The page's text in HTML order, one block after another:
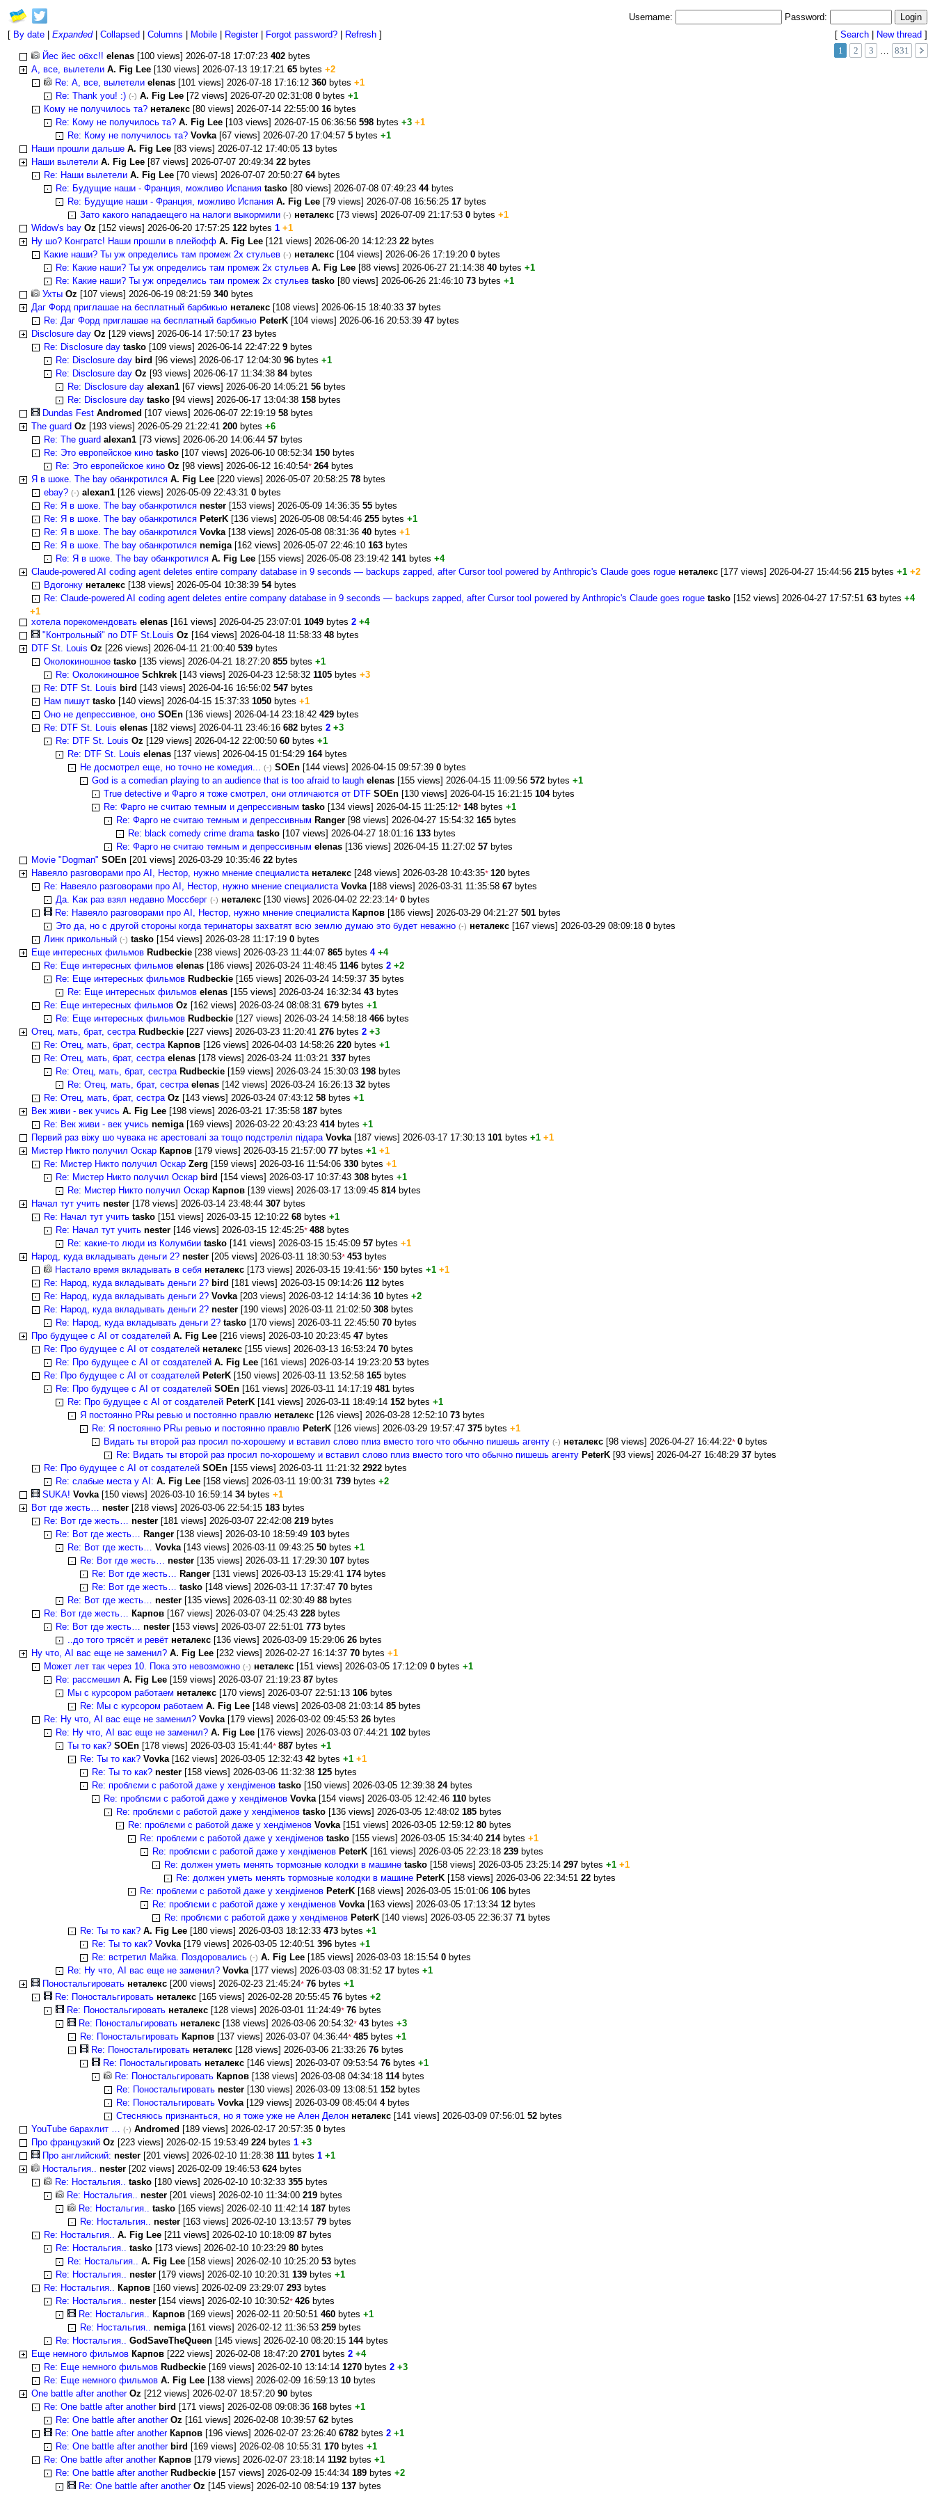
Username:
Password:
[ By date Expanded| Collapsed Columns Mobile Register| Forgot password? Refresh ] [ Search New thread ]
1
2 3 … 831
Йес йес обхс!! elenas [100 views] 2026-07-18 17:07:23402 bytes
А, все, вылетели A. Fig Lee [130 views] 2026-07-13 19:17:2165 bytes+2
Re: А, все, вылетели elenas[101 views] 2026-07-18 17:16:12 360bytes +1
Re: Thank you! :) (-) A. Fig Lee[72 views] 2026-07-20 02:31:08 0bytes +1
Кому не получилось та? неталекс[80 views] 2026-07-14 22:55:00 16bytes
Re: Кому не получилось та? A. Fig Lee[103 views] 2026-07-15 06:36:56 598bytes +3 +1
Re: Кому не получилось та? Vovka[67 views] 2026-07-20 17:04:575 bytes+1
Наши прошли дальше A. Fig Lee [83 views] 2026-07-12 17:40:0513 bytes
Наши вылетели A. Fig Lee [87 views] 2026-07-07 20:49:3422 bytes
Re: Наши вылетели A. Fig Lee[70 views] 2026-07-07 20:50:27 64bytes
Re: Будущие наши - Франция, можливо Испания tasko[80 views] 2026-07-08 07:49:23 44bytes
Re: Будущие наши - Франция, можливо Испания A. Fig Lee [79 views] 2026-07-08 16:56:2517 bytes
Зато какого нападаещего на налоги выкормили (-) неталекс[73 views] 2026-07-09 21:17:53 0bytes +1
Widow's bay Oz [152 views] 2026-06-20 17:57:25122 bytes1 +1
Ну шо? Конгратс! Наши прошли в плейофф A. Fig Lee [121 views] 2026-06-20 14:12:2322 bytes
Какие наши? Ты уж определись там промеж 2х стульев (-) неталекс[104 views] 2026-06-26 17:19:20 0bytes
Re: Какие наши? Ты уж определись там промеж 2х стульев A. Fig Lee[88 views] 2026-06-27 21:14:38 40bytes +1
Re: Какие наши? Ты уж определись там промеж 2х стульев tasko[80 views] 2026-06-26 21:46:10 73bytes +1
Ухты Oz [107 views] 2026-06-19 08:21:59340 bytes
Даг Форд приглашае на бесплатный барбикью неталекс [108 views] 2026-06-15 18:40:3337 bytes
Re: Даг Форд приглашае на бесплатный барбикью PeterK[104 views] 2026-06-16 20:53:39 47bytes
Disclosure day Oz [129 views] 2026-06-14 17:50:1723 bytes
Re: Disclosure day tasko[109 views] 2026-06-14 22:47:22 9bytes
Re: Disclosure day bird [96 views] 2026-06-17 12:04:30 96bytes +1
Re: Disclosure day Oz [93 views] 2026-06-17 11:34:38 84bytes
Re: Disclosure day alexan1 [67 views] 2026-06-20 14:05:2156 bytes
Re: Disclosure day tasko [94 views] 2026-06-17 13:04:38158 bytes
Dundas Fest Andromed [107 views] 2026-06-07 22:19:1958 bytes
The guard Oz [193 views] 2026-05-29 21:22:41200 bytes+6
Re: The guard alexan1[73 views] 2026-06-20 14:06:44 57bytes
Re: Это европейское кино tasko[107 views] 2026-06-10 08:52:34 150bytes
Re: Это европейское кино Oz [98 views] 2026-06-12 16:40:54* 264bytes
Я в шоке. The bay обанкротился A. Fig Lee [220 views] 2026-05-07 20:58:2578 bytes
ebay? (-) alexan1[126 views] 2026-05-09 22:43:31 0bytes
Re: Я в шоке. The bay обанкротился nester[153 views] 2026-05-09 14:36:35 55bytes
Re: Я в шоке. The bay обанкротился PeterK[136 views] 2026-05-08 08:54:46 255bytes +1
Re: Я в шоке. The bay обанкротился Vovka[138 views] 2026-05-08 08:31:36 40bytes +1
Re: Я в шоке. The bay обанкротился nemiga[162 views] 2026-05-07 22:46:10 163bytes
Re: Я в шоке. The bay обанкротился A. Fig Lee[155 views] 2026-05-08 23:19:42 141bytes +4
Claude-powered AI coding agent deletes entire company database in 9 seconds — backups zapped, after Cursor tool powered by Anthropic's Claude goes rogue неталекс [177 views] 2026-04-27 15:44:56215 bytes+1 +2
Вдогонку неталекс[138 views] 2026-05-04 10:38:39 54bytes
Re: Claude-powered AI coding agent deletes entire company database in 9 seconds — backups zapped, after Cursor tool powered by Anthropic's Claude goes rogue tasko[152 views] 2026-04-27 17:57:51 63bytes +4
+1
хотела порекомендовать elenas [161 views] 2026-04-25 23:07:011049 bytes2 +4
"Контрольный" по DTF St.Louis Oz [164 views] 2026-04-18 11:58:3348 bytes
DTF St. Louis Oz [226 views] 2026-04-11 21:00:40539 bytes
Околокиношное tasko[135 views] 2026-04-21 18:27:20 855bytes +1
Re: Околокиношное Schkrek[143 views] 2026-04-23 12:58:32 1105bytes +3
Re: DTF St. Louis bird [143 views] 2026-04-16 16:56:02 547bytes
Нам пишут tasko[140 views] 2026-04-15 15:37:33 1050bytes +1
Оно не депрессивное, оно SOEn[136 views] 2026-04-14 23:18:42 429bytes
Re: DTF St. Louis elenas[182 views] 2026-04-11 23:46:16 682bytes 2 +3
Re: DTF St. Louis Oz [129 views] 2026-04-12 22:00:50 60bytes +1
Re: DTF St. Louis elenas [137 views] 2026-04-15 01:54:29164bytes
Не досмотрел еще, но точно не комедия... (-) SOEn[144 views] 2026-04-15 09:57:39 0bytes
God is a comedian playing to an audience that is too afraid to laugh elenas[155 views] 2026-04-15 11:09:56 572bytes +1
True detective и Фарго я тоже смотрел, они отличаются от DTF SOEn [130 views] 2026-04-15 16:21:15104bytes
Re: Фарго не считаю темным и депрессивным tasko [134 views] 2026-04-15 11:25:12* 148 bytes+1
Re: Фарго не считаю темным и депрессивным Ranger[98 views] 2026-04-27 15:54:32 165bytes
Re: black comedy crime drama tasko[107 views] 2026-04-27 18:01:16 133bytes
Re: Фарго не считаю темным и депрессивным elenas[136 views] 2026-04-15 11:27:02 57bytes
Movie "Dogman" SOEn [201 views] 2026-03-29 10:35:4622 bytes
Навеяло разговорами про AI, Hестор, нужно мнение специалиста неталекс [248 views] 2026-03-28 10:43:35* 120 bytes
Re: Навеяло разговорами про AI, Hестор, нужно мнение специалиста Vovka[188 views] 2026-03-31 11:35:58 67bytes
Да. Kак раз взял недавно Моссберг (-) неталекс[130 views] 2026-04-02 22:23:14* 0bytes
Re: Навеяло разговорами про AI, Hестор, нужно мнение специалиста Карпов[186 views] 2026-03-29 04:21:27 501bytes
Это да, но с другой стороны когда теринаторы захватят всю землю думаю это будет неважно (-) неталекс[167 views] 2026-03-29 08:09:18 0bytes
Линк прикольный (-) tasko[154 views] 2026-03-28 11:17:19 0bytes
Еще интересных фильмов Rudbeckie [238 views] 2026-03-23 11:44:07865 bytes4 +4
Re: Еще интересных фильмов elenas[186 views] 2026-03-24 11:48:45 1146bytes 2 +2
Re: Еще интересных фильмов Rudbeckie[165 views] 2026-03-24 14:59:37 35bytes
Re: Еще интересных фильмов elenas [155 views] 2026-03-24 16:32:3443 bytes
Re: Еще интересных фильмов Oz [162 views] 2026-03-24 08:08:31 679bytes +1
Re: Еще интересных фильмов Rudbeckie[127 views] 2026-03-24 14:58:18 466bytes
Отец, мать, брат, сестра Rudbeckie [227 views] 2026-03-23 11:20:41276 bytes2 +3
Re: Отец, мать, брат, сестра Карпов[126 views] 2026-04-03 14:58:26 220bytes +1
Re: Отец, мать, брат, сестра elenas[178 views] 2026-03-24 11:03:21 337bytes
Re: Отец, мать, брат, сестра Rudbeckie[159 views] 2026-03-24 15:30:03 198bytes
Re: Отец, мать, брат, сестра elenas [142 views] 2026-03-24 16:26:1332 bytes
Re: Отец, мать, брат, сестра Oz [143 views] 2026-03-24 07:43:12 58bytes +1
Век живи - век учись A. Fig Lee [198 views] 2026-03-21 17:35:58187 bytes
Re: Век живи - век учись nemiga[169 views] 2026-03-22 20:43:23 414bytes +1
Первий раз віжу шо чувака нє арестовалі за тощо подстреліл підара Vovka[187 views] 2026-03-17 17:30:13101 bytes+1 +1
Мистер Никто получил Оскар Карпов [179 views] 2026-03-15 21:57:0077 bytes+1 +1
Re: Мистер Никто получил Оскар Zerg [159 views] 2026-03-16 11:54:06 330bytes +1
Re: Мистер Никто получил Оскар bird [154 views] 2026-03-17 10:37:43 308bytes +1
Re: Мистер Никто получил Оскар Карпов [139 views] 2026-03-17 13:09:45814bytes
Начал тут учить nester [178 views] 2026-03-14 23:48:44307 bytes
Re: Начал тут учить tasko[151 views] 2026-03-15 12:10:22 68bytes +1
Re: Начал тут учить nester[146 views] 2026-03-15 12:45:25* 488bytes
Re: какие-то люди из Колумбии tasko [141 views] 2026-03-15 15:45:0957 bytes+1
Народ, куда вкладывать деньги 2? nester [205 views] 2026-03-11 18:30:53* 453 bytes
Настало время вкладывать в себя неталекс[173 views] 2026-03-15 19:41:56* 150bytes +1 +1
Re: Народ, куда вкладывать деньги 2? bird [181 views] 2026-03-15 09:14:26 112bytes
Re: Народ, куда вкладывать деньги 2? Vovka[203 views] 2026-03-12 14:14:36 10bytes +2
Re: Народ, куда вкладывать деньги 2? nester[190 views] 2026-03-11 21:02:50 308bytes
Re: Народ, куда вкладывать деньги 2? tasko[170 views] 2026-03-11 22:45:50 70bytes
Про будущее с AI от создателей A. Fig Lee [216 views] 2026-03-10 20:23:4547 bytes
Re: Про будущее с AI от создателей неталекс[155 views] 2026-03-13 16:53:24 70bytes
Re: Про будущее с AI от создателей A. Fig Lee[161 views] 2026-03-14 19:23:20 53bytes
Re: Про будущее с AI от создателей PeterK[150 views] 2026-03-11 13:52:58 165bytes
Re: Про будущее с AI от создателей SOEn[161 views] 2026-03-11 14:17:19 481bytes
Re: Про будущее с AI от создателей PeterK [141 views] 2026-03-11 18:49:14152 bytes+1
Я постоянно PRы ревью и постоянно правлю неталекс[126 views] 2026-03-28 12:52:10 73bytes
Re: Я постоянно PRы ревью и постоянно правлю PeterK[126 views] 2026-03-29 19:57:47 375bytes +1
Видать ты второй раз просил по-хорошeму и вставил слово плиз вместо того что обычно пишешь агенту (-) неталекс [98 views] 2026-04-27 16:44:22* 0 bytes
Re: Видать ты второй раз просил по-хорошeму и вставил слово плиз вместо того что обычно пишешь агенту PeterK[93 views] 2026-04-27 16:48:29 37bytes
Re: Про будущее с AI от создателей SOEn[155 views] 2026-03-11 11:21:32 2922bytes
Re: слабые места у AI: A. Fig Lee[158 views] 2026-03-11 19:00:31 739bytes +2
SUKA! Vovka[150 views] 2026-03-10 16:59:1434bytes+1
Вот где жесть… nester [218 views] 2026-03-06 22:54:15183 bytes
Re: Вот где жесть… nester[181 views] 2026-03-07 22:42:08 219bytes
Re: Вот где жесть… Ranger[138 views] 2026-03-10 18:59:49 103bytes
Re: Вот где жесть… Vovka[143 views] 2026-03-11 09:43:2550 bytes+1
Re: Вот где жесть… nester[135 views] 2026-03-11 17:29:30 107bytes
Re: Вот где жесть… Ranger[131 views] 2026-03-13 15:29:41 174bytes
Re: Вот где жесть… tasko[148 views] 2026-03-11 17:37:47 70bytes
Re: Вот где жесть… nester [135 views] 2026-03-11 02:30:4988 bytes
Re: Вот где жесть… Карпов[167 views] 2026-03-07 04:25:43 228bytes
Re: Вот где жесть… nester[153 views] 2026-03-07 22:51:01 773bytes
..до того трясёт и ревёт неталекс [136 views] 2026-03-09 15:29:0626 bytes
Ну что, AI вас еще не заменил? A. Fig Lee [232 views] 2026-02-27 16:14:3770 bytes+1
Может лет так через 10. Пока это невозможно (-) неталекс[151 views] 2026-03-05 17:12:09 0bytes +1
Re: рассмешил A. Fig Lee[159 views] 2026-03-07 21:19:23 87bytes
Мы с курсором работаем неталекс [170 views] 2026-03-07 22:51:13106 bytes
Re: Мы с курсором работаем A. Fig Lee[148 views] 2026-03-08 21:03:14 85bytes
Re: Ну что, AI вас еще не заменил? Vovka[179 views] 2026-03-02 09:45:53 26bytes
Re: Ну что, AI вас еще не заменил? A. Fig Lee[176 views] 2026-03-03 07:44:21 102bytes
Ты то как? SOEn [178 views] 2026-03-03 15:41:44* 887 bytes+1
Re: Ты то как? Vovka[162 views] 2026-03-05 12:32:43 42bytes +1 +1
Re: Ты то как? nester[158 views] 2026-03-06 11:32:38 125bytes
Re: проблєми с работой даже у хендіменов tasko[150 views] 2026-03-05 12:39:38 24bytes
Re: проблєми с работой даже у хендіменов Vovka[154 views] 2026-03-05 12:42:46110 bytes
Re: проблєми с работой даже у хендіменов tasko[136 views] 2026-03-05 12:48:02 185bytes
Re: проблєми с работой даже у хендіменов Vovka[151 views] 2026-03-05 12:59:12 80bytes
Re: проблєми с работой даже у хендіменов tasko [155 views] 2026-03-05 15:34:40214bytes+1
Re: проблєми с работой даже у хендіменов PeterK[161 views] 2026-03-05 22:23:18 239bytes
Re: должен уметь менять тормозные колодки в машине tasko[158 views] 2026-03-05 23:25:14 297bytes +1 +1
Re: должен уметь менять тормозные колодки в машине PeterK [158 views] 2026-03-06 22:34:5122 bytes
Re: проблєми с работой даже у хендіменов PeterK [168 views] 2026-03-05 15:01:06106 bytes
Re: проблєми с работой даже у хендіменов Vovka[163 views] 2026-03-05 17:13:34 12bytes
Re: проблєми с работой даже у хендіменов PeterK[140 views] 2026-03-05 22:36:37 71bytes
Re: Ты то как? A. Fig Lee[180 views] 2026-03-03 18:12:33 473bytes +1
Re: Ты то как? Vovka[179 views] 2026-03-05 12:40:51 396bytes +1
Re: встретил Майка. Поздоровались (-) A. Fig Lee[185 views] 2026-03-03 18:15:54 0bytes
Re: Ну что, AI вас еще не заменил? Vovka[177 views] 2026-03-03 08:31:5217 bytes+1
Понoстальгировать неталекс [200 views] 2026-02-23 21:45:24* 76 bytes+1
Re: Понoстальгировать неталекс[165 views] 2026-02-28 20:55:45 76bytes +2
Re: Понoстальгировать неталекс[128 views] 2026-03-01 11:24:49* 76bytes
Re: Понoстальгировать неталекс [138 views] 2026-03-06 20:54:32* 43 bytes+3
Re: Понoстальгировать Карпов[137 views] 2026-03-07 04:36:44* 485bytes +1
Re: Понoстальгировать неталекс[128 views] 2026-03-06 21:33:26 76bytes
Re: Понoстальгировать неталекс[146 views] 2026-03-07 09:53:54 76bytes +1
Re: Понoстальгировать Карпов [138 views] 2026-03-08 04:34:18114bytes
Re: Понoстальгировать nester[130 views] 2026-03-09 13:08:51 152bytes
Re: Понoстальгировать Vovka[129 views] 2026-03-09 08:45:04 4bytes
Стесняюсь признанться, но я тоже уже не Ален Делон неталекс[141 views] 2026-03-09 07:56:01 52bytes
YouTube барахлит … (-) Andromed [189 views] 2026-02-17 20:57:350 bytes
Про французкий Oz [223 views] 2026-02-15 19:53:49224bytes1 +3
Про английский: nester [201 views] 2026-02-10 11:28:38111 bytes1 +1
Ностальгия.. nester [202 views] 2026-02-09 19:46:53624bytes
Re: Ностальгия.. tasko[180 views] 2026-02-10 10:32:33 355bytes
Re: Ностальгия.. nester[201 views] 2026-02-10 11:34:00 219bytes
Re: Ностальгия.. tasko [165 views] 2026-02-10 11:42:14187 bytes
Re: Ностальгия.. nester[163 views] 2026-02-10 13:13:57 79bytes
Re: Ностальгия.. A. Fig Lee[211 views] 2026-02-10 10:18:09 87bytes
Re: Ностальгия.. tasko[173 views] 2026-02-10 10:23:29 80bytes
Re: Ностальгия.. A. Fig Lee [158 views] 2026-02-10 10:25:2053 bytes
Re: Ностальгия.. nester[179 views] 2026-02-10 10:20:31 139bytes +1
Re: Ностальгия.. Карпов[160 views] 2026-02-09 23:29:07 293bytes
Re: Ностальгия.. nester[154 views] 2026-02-10 10:30:52* 426bytes
Re: Ностальгия.. Карпов [169 views] 2026-02-11 20:50:51460 bytes+1
Re: Ностальгия.. nemiga[161 views] 2026-02-12 11:36:53 259bytes
Re: Ностальгия.. GodSaveTheQueen[145 views] 2026-02-10 08:20:15 144bytes
Еще немного фильмов Карпов [222 views] 2026-02-08 18:47:202701 bytes2 +4
Re: Еще немного фильмов Rudbeckie[169 views] 2026-02-10 13:14:14 1270bytes 2 +3
Re: Еще немного фильмов A. Fig Lee[138 views] 2026-02-09 16:59:13 10bytes
One battle after another Oz [212 views] 2026-02-07 18:57:2090 bytes
Re: One battle after another bird [171 views] 2026-02-08 09:08:36 168bytes +1
Re: One battle after another Oz [161 views] 2026-02-08 10:39:57 62bytes
Re: One battle after another Карпов[196 views] 2026-02-07 23:26:40 6782bytes 2 +1
Re: One battle after another bird [169 views] 2026-02-08 10:55:31 170bytes +1
Re: One battle after another Карпов[179 views] 2026-02-07 23:18:14 1192bytes +1
Re: One battle after another Rudbeckie[157 views] 2026-02-09 15:44:34 189bytes +2
Re: One battle after another Oz [145 views] 2026-02-10 08:54:19137 bytes